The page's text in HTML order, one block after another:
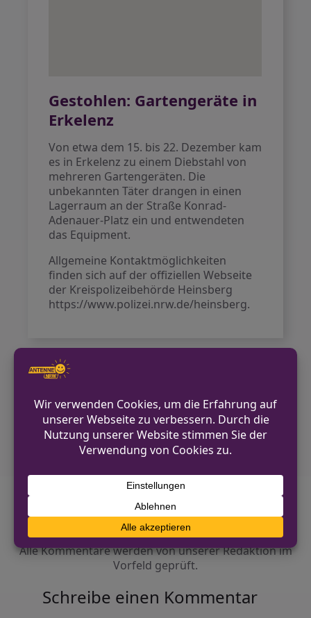
Gestohlen: Gartengeräte in
Erkelenz
Von etwa dem 15. bis 22. Dezember kam
es in Erkelenz zu einem Diebstahl von
mehreren Gartengeräten. Die
unbekannten Täter drangen in einen
Lagerraum an der Straße Konrad-
Adenauer-Platz ein und entwendeten
das Equipment.
Allgemeine Kontaktmöglichkeiten
finden sich auf der offiziellen Webseite
der Kreispolizeibehörde Heinsberg
https://www.polizei.nrw.de/heinsberg.
VORHERIGER BEITRAG
Feuerwerkskörper von Firmengelände
NÄCHSTER BEITRAG
Tageswohnungseinbruch in Wegberg
Diskutiere mit!
Anonym und ganz ohne Anmeldezwang!
Alle Kommentare werden von unserer Redaktion im
Vorfeld geprüft.
Schreibe einen Kommentar